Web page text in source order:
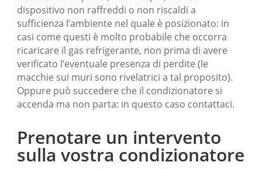
dispositivo non raffreddi o non riscaldi a
sufficienza l’ambiente nel quale è posizionato: in
casi come questi è molto probabile che occorra
ricaricare il gas refrigerante, non prima di avere
verificato l’eventuale presenza di perdite (le
macchie sui muri sono rivelatrici a tal proposito).
Oppure può succedere che il condizionatore si
accenda ma non parta: in questo caso contattaci.
Prenotare un intervento
sulla vostra condizionatore